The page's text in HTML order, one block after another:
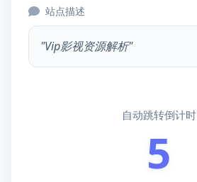
站点描述
"Vip影视资源解析"
自动跳转倒计时
5